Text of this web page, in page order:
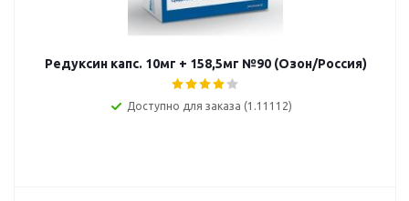
Редуксин капс. 10мг + 158,5мг №90 (Озон/Россия)
Доступно для заказа (1.11112)